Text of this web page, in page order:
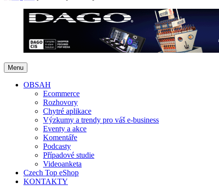
Menu
OBSAH
Ecommerce
Rozhovory
Chytré aplikace
Výzkumy a trendy pro váš e-business
Eventy a akce
Komentáře
Podcasty
Případové studie
Videoanketa
Czech Top eShop
KONTAKTY